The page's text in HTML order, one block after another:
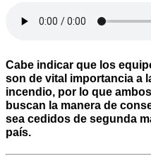
Cabe indicar que los
son de vital importancia a
incendio, por lo que
buscan la manera de
sea cedidos de segunda
país.